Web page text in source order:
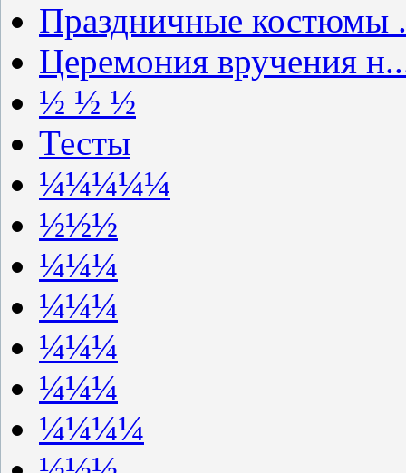
Праздничные костюмы
Церемония вручения
½ ½ ½
Тесты
¼¼¼¼¼
½½½
¼¼¼
¼¼¼
¼¼¼
¼¼¼
¼¼¼¼